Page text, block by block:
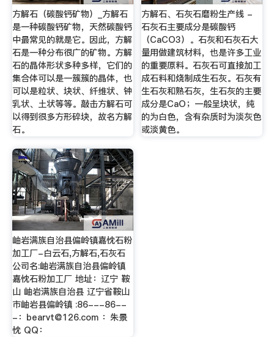
方解石（碳酸钙矿物）_方解石
是一种碳酸钙矿物，天然碳酸钙
中最常见的就是它。因此，方解
石是一种分布很广的矿物。方解
石的晶体形状多种多样，它们的
集合体可以是一簇簇的晶体，也
可以是粒状、块状、纤维状、钟
乳状、土状等等。敲击方解石可
以得到很多方形碎块，故名方解
石。
方解石、石灰石磨粉生产线 -
石灰石主要成分是碳酸钙
（CaCO3）。石灰和石灰石大
量用做建筑材料，也是许多工业
的重要原料。石灰石可直接加工
成石料和烧制成生石灰。石灰有
生石灰和熟石灰，生石灰的主要
成分是CaO；一般呈块状，纯
的为白色，含有杂质时为淡灰色
或淡黄色。
岫岩满族自治县偏岭镇嘉忱石粉
加工厂-白云石,方解石,石灰石
公司名:岫岩满族自治县偏岭镇
嘉忱石粉加工厂 地址：辽宁 鞍
山 岫岩满族自治县 辽宁省鞍山
市岫岩县偏岭镇 :86---86--
-： bearvt@126.com：朱景
忱 QQ：